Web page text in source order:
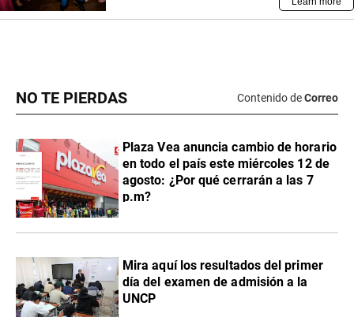
NO TE PIERDAS Contenido deCorreo
Plaza Vea anuncia cambio de horario
en todo el país este miércoles 12 de
agosto: ¿Por qué cerrarán a las 7
p.m?
Mira aquí los resultados del primer
día del examen de admisión a la
UNCP